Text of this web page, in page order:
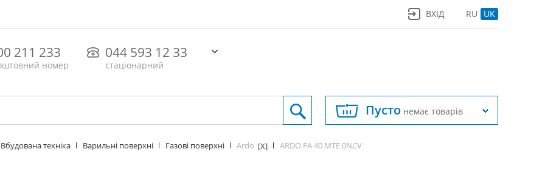
RU UK
ВХІД
211 233
номер
044 593 12 33
стаціонарний
Пусто немає товарів
Вбудована техніка Варильні поверхні Газові поверхні Ardo [X] ARDO FA 40 MTE 0NCV